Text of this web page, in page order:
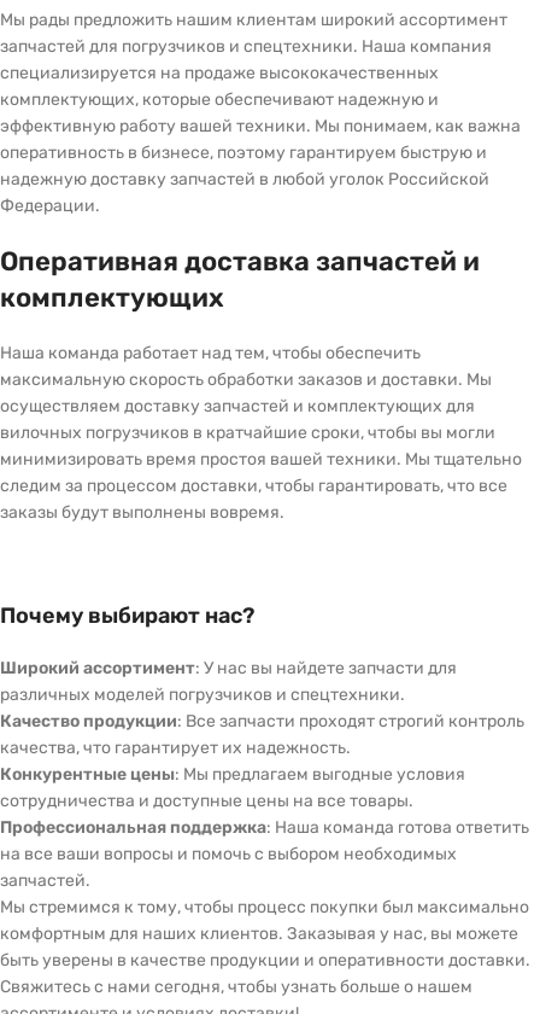
Мы рады предложить нашим клиентам широкий ассортимент
запчастей для погрузчиков и спецтехники. Наша компания
специализируется на продаже высококачественных
комплектующих, которые обеспечивают надежную и
эффективную работу вашей техники. Мы понимаем, как важна
оперативность в бизнесе, поэтому гарантируем быструю и
надежную доставку запчастей в любой уголок Российской
Федерации.
Оперативная доставка запчастей и
комплектующих
Наша команда работает над тем, чтобы обеспечить
максимальную скорость обработки заказов и доставки. Мы
осуществляем доставку запчастей и комплектующих для
вилочных погрузчиков в кратчайшие сроки, чтобы вы могли
минимизировать время простоя вашей техники. Мы тщательно
следим за процессом доставки, чтобы гарантировать, что все
заказы будут выполнены вовремя.
Почему выбирают нас?
Широкий ассортимент: У нас вы найдете запчасти для
различных моделей погрузчиков и спецтехники.
Качество продукции: Все запчасти проходят строгий контроль
качества, что гарантирует их надежность.
Конкурентные цены: Мы предлагаем выгодные условия
сотрудничества и доступные цены на все товары.
Профессиональная поддержка: Наша команда готова ответить
на все ваши вопросы и помочь с выбором необходимых
запчастей.
Мы стремимся к тому, чтобы процесс покупки был максимально
комфортным для наших клиентов. Заказывая у нас, вы можете
быть уверены в качестве продукции и оперативности доставки.
Свяжитесь с нами сегодня, чтобы узнать больше о нашем